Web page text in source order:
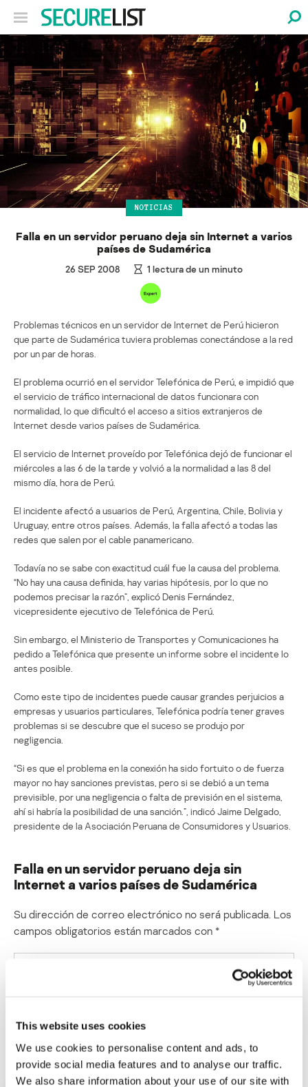
This website uses cookies
We use cookies to personalise content and ads, to
provide social media features and to analyse our traffic.
We also share information about your use of our site with
NOTICIAS
Falla en un servidor peruano deja sin Internet a varios
países de Sudamérica
26 SEP 2008 1 lectura de un minuto
Problemas técnicos en un servidor de Internet de Perú hicieron
que parte de Sudamérica tuviera problemas conectándose a la red
por un par de horas.
El problema ocurrió en el servidor Telefónica de Perú, e impidió que
el servicio de tráfico internacional de datos funcionara con
normalidad, lo que dificultó el acceso a sitios extranjeros de
Internet desde varios países de Sudamérica.
El servicio de Internet proveído por Telefónica dejó de funcionar el
miércoles a las 6 de la tarde y volvió a la normalidad a las 8 del
mismo día, hora de Perú.
El incidente afectó a usuarios de Perú, Argentina, Chile, Bolivia y
Uruguay, entre otros países. Además, la falla afectó a todas las
redes que salen por el cable panamericano.
Todavía no se sabe con exactitud cuál fue la causa del problema.
“No hay una causa definida, hay varias hipótesis, por lo que no
podemos precisar la razón”, explicó Denis Fernández,
vicepresidente ejecutivo de Telefónica de Perú.
Sin embargo, el Ministerio de Transportes y Comunicaciones ha
pedido a Telefónica que presente un informe sobre el incidente lo
antes posible.
Como este tipo de incidentes puede causar grandes perjuicios a
empresas y usuarios particulares, Telefónica podría tener graves
problemas si se descubre que el suceso se produjo por
negligencia.
“Si es que el problema en la conexión ha sido fortuito o de fuerza
mayor no hay sanciones previstas, pero si se debió a un tema
previsible, por una negligencia o falta de previsión en el sistema,
ahí si habría la posibilidad de una sanción.”, indicó Jaime Delgado,
presidente de la Asociación Peruana de Consumidores y Usuarios.
Falla en un servidor peruano deja sin
Internet a varios países de Sudamérica
Su dirección de correo electrónico no será publicada. Los
campos obligatorios están marcados con *